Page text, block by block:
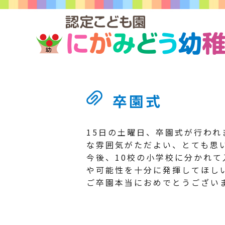
卒園式
15日の土曜日、卒園式が行わ
な雰囲気がただよい、とても
今後、10校の小学校に分かれ
や可能性を十分に発揮してほし
ご卒園本当におめでとうござ